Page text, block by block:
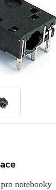
notebooky